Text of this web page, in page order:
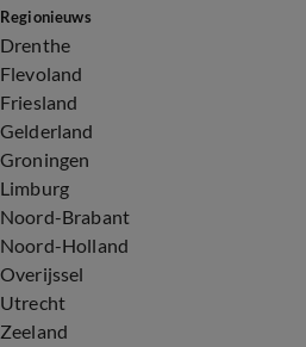
Regionieuws
Drenthe
Flevoland
Friesland
Gelderland
Groningen
Limburg
Noord-Brabant
Noord-Holland
Overijssel
Utrecht
Zeeland